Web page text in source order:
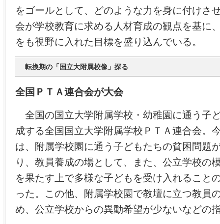
をゴールとして、どのような力を身に付けさ
会が学校教育に求める人材育成の観点を基に
をも視野に入れた目標を盛り込んでいる。
転換期の「国立大附属校像」探る
全国ＰＴＡ連合会が大会
全国の国立大学附属学校・幼稚園に通う子
成する全国国立大学附属学校ＰＴＡ連合会。
は、附属学校園に通う子どもたちの貧困問題
り、教員養成の場として、また、公立学校の
を果たす上で多様な子どもを受け入れること
った。この他、附属学校園で教壇に立つ教員
め、公立学校からの異動希望が少ないなどの